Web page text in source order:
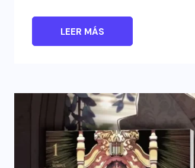
LEER MÁS